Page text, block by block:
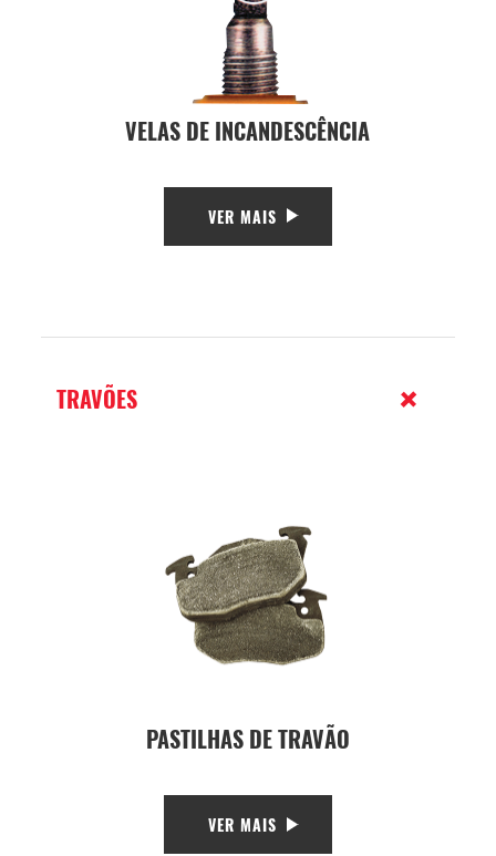
VELAS DE INCANDESCÊNCIA
VER MAIS
TRAVÕES
PASTILHAS DE TRAVÃO
VER MAIS